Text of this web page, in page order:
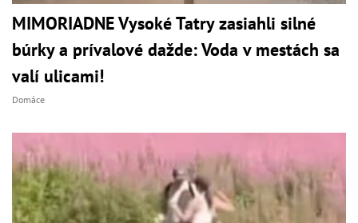
MIMORIADNE Vysoké Tatry zasiahli silné
búrky a prívalové dažde: Voda v mestách sa
valí ulicami!
Domáce